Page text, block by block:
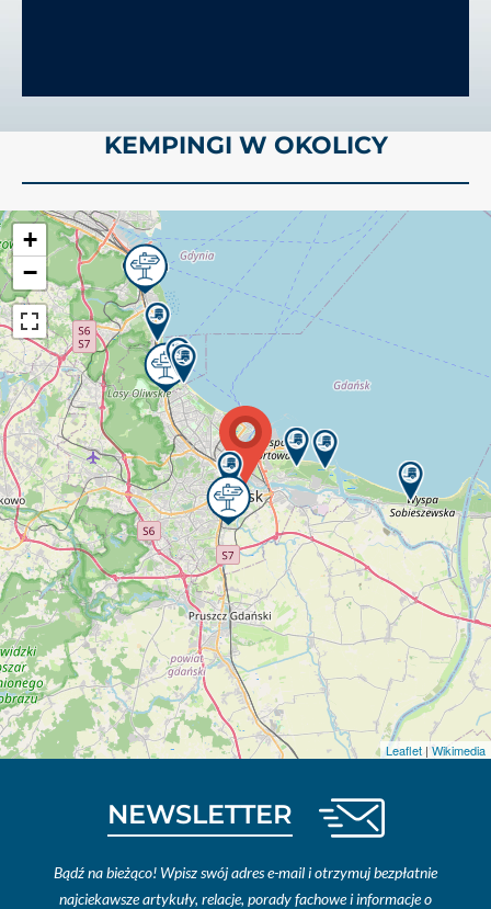
KEMPINGI W OKOLICY
+
−
Leaflet | Wikimedia
NEWSLETTER
Bądź na bieżąco! Wpisz swój adres e-mail i otrzymuj bezpłatnie
najciekawsze artykuły, relacje, porady fachowe i informacje o